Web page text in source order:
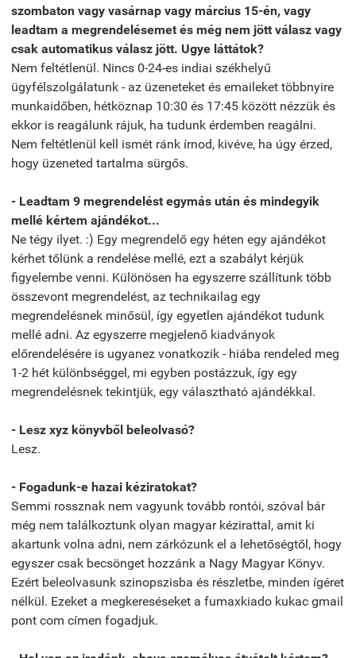
szombaton vagy vasárnap vagy március 15-én, vagy
leadtam a megrendelésemet és még nem jött válasz vagy
csak automatikus válasz jött. Ugye láttátok?
Nem feltétlenül. Nincs 0-24-es indiai székhelyű
ügyfélszolgálatunk - az üzeneteket és emaileket többnyire
munkaidőben, hétköznap 10:30 és 17:45 között nézzük és
ekkor is reagálunk rájuk, ha tudunk érdemben reagálni.
Nem feltétlenül kell ismét ránk írnod, kivéve, ha úgy érzed,
hogy üzeneted tartalma sürgős.
- Leadtam 9 megrendelést egymás után és mindegyik
mellé kértem ajándékot...
Ne tégy ilyet. :) Egy megrendelő egy héten egy ajándékot
kérhet tőlünk a rendelése mellé, ezt a szabályt kérjük
figyelembe venni. Különösen ha egyszerre szállítunk több
összevont megrendelést, az technikailag egy
megrendelésnek minősül, így egyetlen ajándékot tudunk
mellé adni. Az egyszerre megjelenő kiadványok
előrendelésére is ugyanez vonatkozik - hiába rendeled meg
1-2 hét különbséggel, mi egyben postázzuk, így egy
megrendelésnek tekintjük, egy választható ajándékkal.
- Lesz xyz könyvből beleolvasó?
Lesz.
- Fogadunk-e hazai kéziratokat?
Semmi rossznak nem vagyunk tovább rontói, szóval bár
még nem találkoztunk olyan magyar kézirattal, amit ki
akartunk volna adni, nem zárkózunk el a lehetőségtől, hogy
egyszer csak becsönget hozzánk a Nagy Magyar Könyv.
Ezért beleolvasunk szinopszisba és részletbe, minden ígéret
nélkül. Ezeket a megkereséseket a fumaxkiado kukac gmail
pont com címen fogadjuk.